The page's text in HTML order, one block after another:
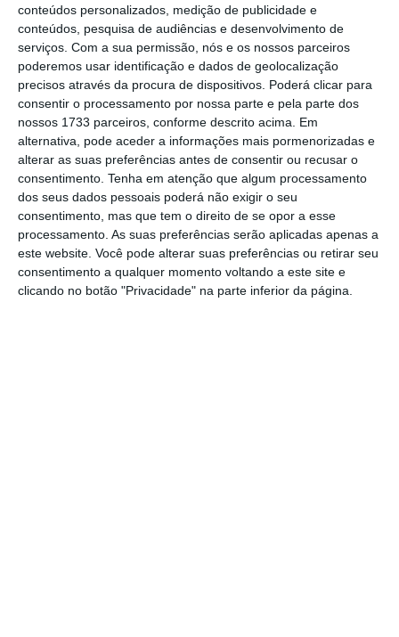
conteúdos personalizados, medição de publicidade e
conteúdos, pesquisa de audiências e desenvolvimento de
serviços. Com a sua permissão, nós e os nossos parceiros
poderemos usar identificação e dados de geolocalização
precisos através da procura de dispositivos. Poderá clicar para
consentir o processamento por nossa parte e pela parte dos
nossos 1733 parceiros, conforme descrito acima. Em
alternativa, pode aceder a informações mais pormenorizadas e
alterar as suas preferências antes de consentir ou recusar o
consentimento. Tenha em atenção que algum processamento
dos seus dados pessoais poderá não exigir o seu
consentimento, mas que tem o direito de se opor a esse
processamento. As suas preferências serão aplicadas apenas a
este website. Você pode alterar suas preferências ou retirar seu
consentimento a qualquer momento voltando a este site e
clicando no botão "Privacidade" na parte inferior da página.
Além da Rússia,a produtora de vinhos sediada
no Porto vende também “qualquer coisa para
a Ucrânia e para os países ali à volta”, como a
Letónia, Lituânia, Azerbaijão e Cazaquistão. O
gestor lembra que “a instabilidade será
regional”e na memória está ainda fresca a
situação ocorrida em meados da última
década, provocada pelaforte queda do rublo,
que afetou a “disponibilidade de divisas para a
importação da parte dos russos” e arrastou
as vendas para aquele país.“A proposta deles
era que vendêssemos a metade do preço e